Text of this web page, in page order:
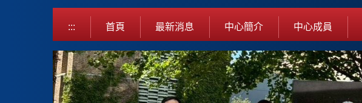
::: 首頁 最新消息 中心簡介 中心成員